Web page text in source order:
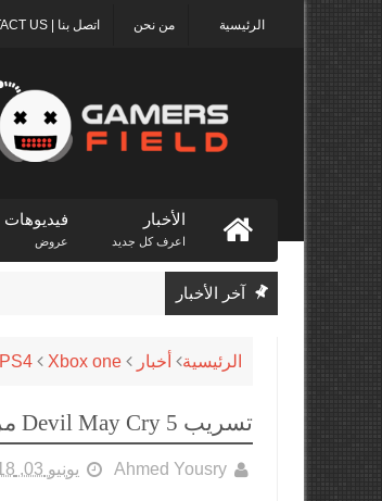
اتصل بنا | CONTACT US من نحن الرئيسية
الأخبار
اعرف كل جديد
فيديوهات
عروض
آخر الأخبار
الرئيسية أخبار PS4 Xbox one
تسريب Devil May Cry 5 مرة أخرى قبل E3 2018
Ahmed Yousry يونيو 03, 2018